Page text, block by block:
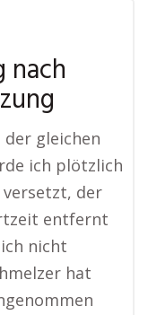
nach
der gleichen
ich plötzlich
der
entfernt
nicht
hat